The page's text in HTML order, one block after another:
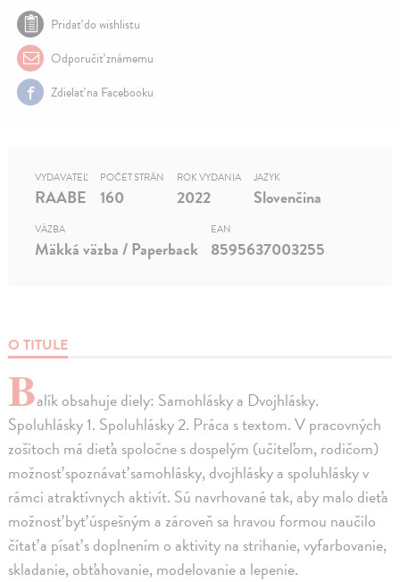
Pridať do wishlistu
Odporučiť známemu
Zdielať na Facebooku
O TITULE
Balík obsahuje diely: Samohlásky a Dvojhlásky.
Spoluhlásky 1. Spoluhlásky 2. Práca s textom. V pracovných
zošitoch má dieťa spoločne s dospelým (učiteľom, rodičom)
možnosť spoznávať samohlásky, dvojhlásky a spoluhlásky v
rámci atraktívnych aktivít. Sú navrhované tak, aby malo dieťa
možnosť byť úspešným a zároveň sa hravou formou naučilo
čítať a písať s doplnením o aktivity na strihanie, vyfarbovanie,
skladanie, obťahovanie, modelovanie a lepenie.
VYDAVATEĽ
RAABE
POČET STRÁN
160
ROK VYDANIA
2022
JAZYK
Slovenčina
VÄZBA
Mäkká väzba / Paperback
EAN
8595637003255